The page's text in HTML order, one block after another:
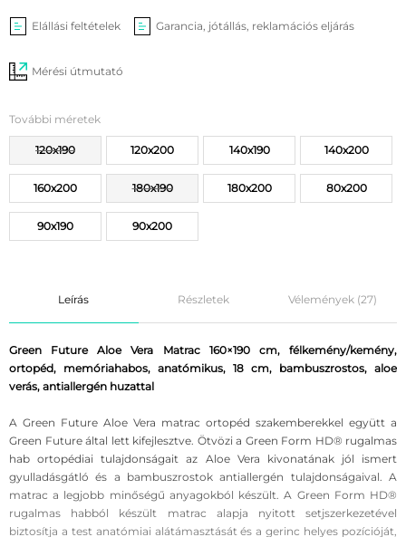
Elállási feltételek Garancia, jótállás, reklamációs eljárás
Mérési útmutató
További méretek
120x190 120x200 140x190 140x200
160x200 180x190 180x200 80x200
90x190 90x200
Leírás Részletek Vélemények (27)
Green Future Aloe Vera Matrac 160×190 cm, félkemény/kemény,
ortopéd, memóriahabos, anatómikus, 18 cm, bambuszrostos, aloe
verás, antiallergén huzattal
A Green Future Aloe Vera matrac ortopéd szakemberekkel együtt a
Green Future által lett kifejlesztve. Ötvözi a Green Form HD® rugalmas
hab ortopédiai tulajdonságait az Aloe Vera kivonatának jól ismert
gyulladásgátló és a bambuszrostok antiallergén tulajdonságaival. A
matrac a legjobb minőségű anyagokból készült. A Green Form HD®
rugalmas habból készült matrac alapja nyitott setjszerkezetével
biztosítja a test anatómiai alátámasztását és a gerinc helyes pozícióját,